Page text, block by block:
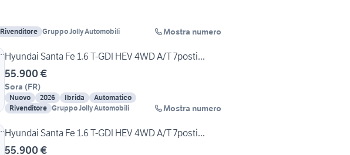
Rivenditore Gruppo Jolly Automobili Mostra numero
Hyundai Santa Fe 1.6 T-GDI HEV 4WD A/T 7posti...
55.900 €
Sora (FR)
Nuovo 2026 Ibrida
Automatico
Rivenditore Gruppo Jolly Automobili Mostra numero
Hyundai Santa Fe 1.6 T-GDI HEV 4WD A/T 7posti...
55.900 €